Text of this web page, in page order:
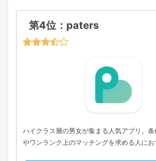
第4位：paters
ハイクラス層の男女が集まる人気アプリ。
やワンランク上のマッチングを求める人にお